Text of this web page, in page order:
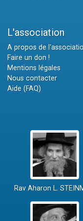
L'association
A propos de
Faire un don !
Mentions légales
Nous contacter
Aide (FAQ)
Rav Aharon L.